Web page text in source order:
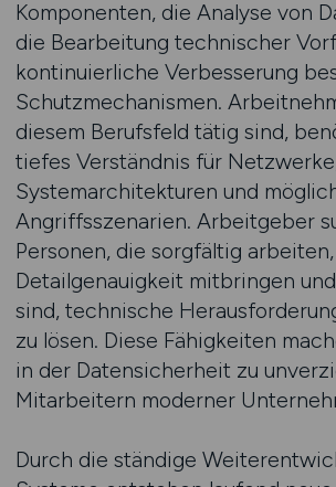
Komponenten, die Analyse von
die Bearbeitung technischer
kontinuierliche Verbesserung
Schutzmechanismen.
diesem Berufsfeld tätig sind,
tiefes Verständnis für
Systemarchitekturen und
Angriffsszenarien. Arbeitgeber
Personen, die sorgfältig arbeiten,
Detailgenauigkeit mitbringen
sind, technische
zu lösen. Diese Fähigkeiten
in der Datensicherheit zu
Mitarbeitern moderner
Durch die ständige